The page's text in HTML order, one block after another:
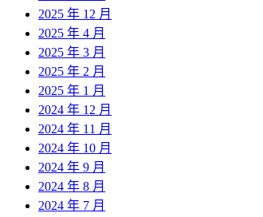
2025 年 12 月
2025 年 4 月
2025 年 3 月
2025 年 2 月
2025 年 1 月
2024 年 12 月
2024 年 11 月
2024 年 10 月
2024 年 9 月
2024 年 8 月
2024 年 7 月